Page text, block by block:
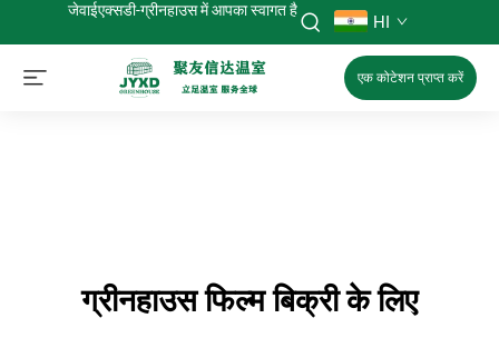
जेवाईएक्सडी-ग्रीनहाउस में आपका स्वागत है
HI
एक कोटेशन प्राप्त करें
ग्रीनहाउस फिल्म बिक्री के लिए